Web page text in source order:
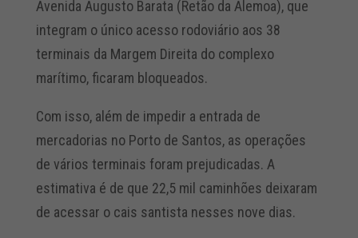
Avenida Augusto Barata (Retão da Alemoa), que
integram o único acesso rodoviário aos 38
terminais da Margem Direita do complexo
marítimo, ficaram bloqueados.
Com isso, além de impedir a entrada de
mercadorias no Porto de Santos, as operações
de vários terminais foram prejudicadas. A
estimativa é de que 22,5 mil caminhões deixaram
de acessar o cais santista nesses nove dias.